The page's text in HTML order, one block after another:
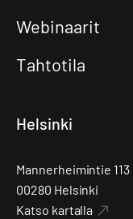
Webinaarit
Tahtotila
Helsinki
Mannerheimintie 113
00280 Helsinki
Katso kartalla